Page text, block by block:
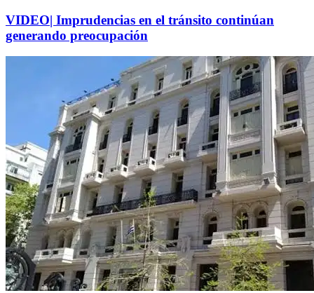
VIDEO| Imprudencias en el tránsito continúan
generando preocupación